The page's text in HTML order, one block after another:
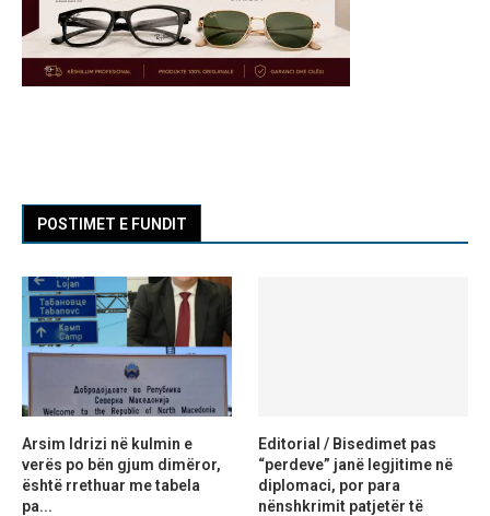
POSTIMET E FUNDIT
Arsim Idrizi në kulmin e
verës po bën gjum dimëror,
është rrethuar me tabela
pa...
Editorial / Bisedimet pas
“perdeve” janë legjitime në
diplomaci, por para
nënshkrimit patjetër të